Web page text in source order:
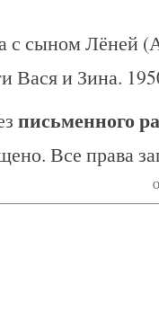
с сыном Лёней
Вася и Зина.
письменного
Все права